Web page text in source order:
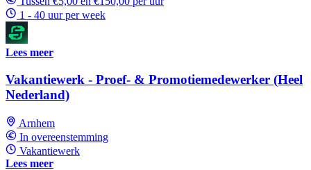
1 - 40 uur per week
Lees meer
Vakantiewerk - Proef- & Promotiemedewerker (Heel
Nederland)
Arnhem
In overeenstemming
Vakantiewerk
Lees meer